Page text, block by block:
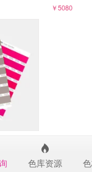
￥5080
色库资源